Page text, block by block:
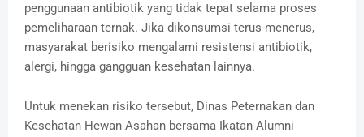
penggunaan antibiotik yang tidak tepat selama proses
pemeliharaan ternak. Jika dikonsumsi terus-menerus,
masyarakat berisiko mengalami resistensi antibiotik,
alergi, hingga gangguan kesehatan lainnya.
Untuk menekan risiko tersebut, Dinas Peternakan dan
Kesehatan Hewan Asahan bersama Ikatan Alumni